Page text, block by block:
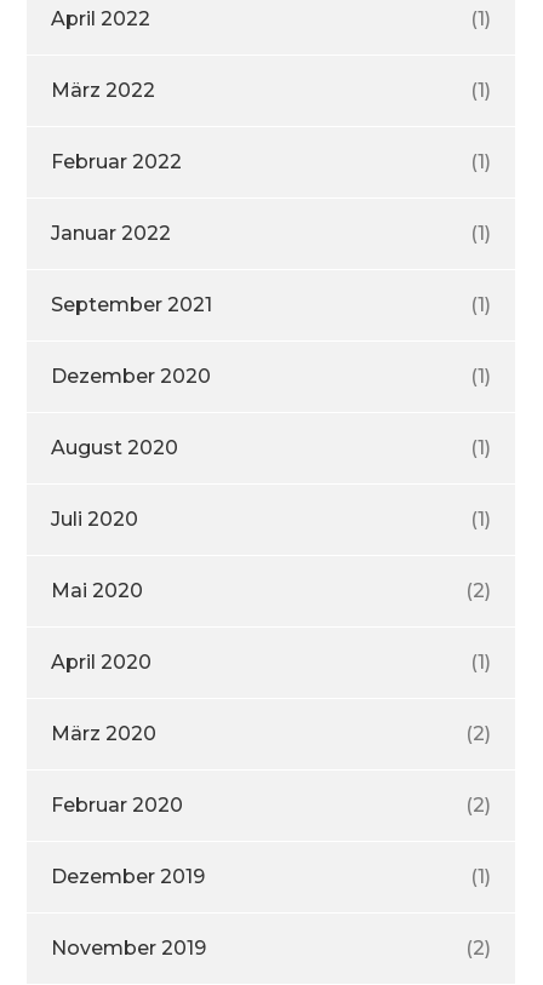
April 2022 (1)
März 2022 (1)
Februar 2022 (1)
Januar 2022 (1)
September 2021 (1)
Dezember 2020 (1)
August 2020 (1)
Juli 2020 (1)
Mai 2020 (2)
April 2020 (1)
März 2020 (2)
Februar 2020 (2)
Dezember 2019 (1)
November 2019 (2)